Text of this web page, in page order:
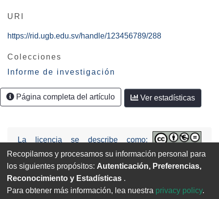
URI
https://rid.ugb.edu.sv/handle/123456789/288
Colecciones
Informe de investigación
Página completa del artículo Ver estadísticas
La licencia se describe como:
Attribution-NonCommercial-NoDerivs
3.0 United States (CC BY-NC-ND 3.0 US).
Recopilamos y procesamos su información personal para
los siguientes propósitos: Autenticación, Preferencias,
Reconocimiento y Estadísticas .
Para obtener más información, lea nuestra privacy policy.